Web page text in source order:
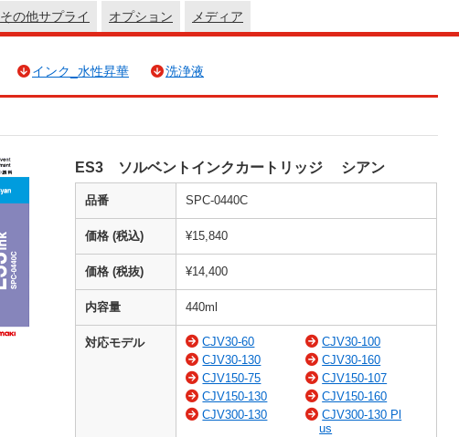
その他サプライ オプション メディア
インク_水性昇華 洗浄液
ES3 ソルベントインクカートリッジ シアン
品番 SPC-0440C
価格 (税込) ¥15,840
価格 (税抜) ¥14,400
内容量 440ml
対応モデル CJV30-60
CJV30-100
CJV30-130
CJV30-160
CJV150-75
CJV150-107
CJV150-130
CJV150-160
CJV300-130
CJV300-130 Pl
us